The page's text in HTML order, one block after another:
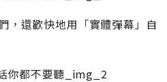
，還歡快地用「實體彈幕」自